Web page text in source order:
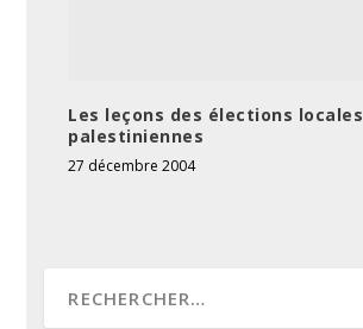
Les leçons des élections locales
palestiniennes
27 décembre 2004